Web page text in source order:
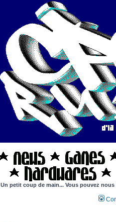
Un petit coup de main... Vous pouvez